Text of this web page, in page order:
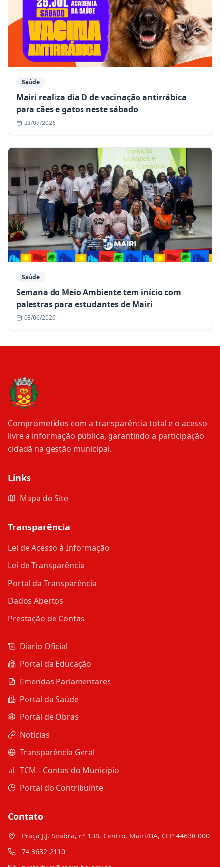
Saúde
Mairi realiza dia D de vacinação antirrábica
para cães e gatos neste sábado
23/07/2026
Saúde
Semana do Meio Ambiente tem início com
palestras para estudantes de Mairi
03/06/2026
Comprometidos com a transparência total e o acesso
livre à informação pública, garantindo a participação
cidadã na gestão municipal.
Links
Mapa do Site
Transparência
Lei de Acesso à Informação
Lei de Transparência
Portal da Transparência
Dados Abertos
Prestação de Contas
Diario Oficial
Portal da Educação
Emendas Parlamentares
Portal da Saúde
Portal de Obras
Notícias
Transparência Geral
TCM - Contas do Município
Portal do Contribuinte
Contato
Praça J.J. Seabra, nº 138, Centro, Mairi/BA, CEP 44630-000
74 3632-2110